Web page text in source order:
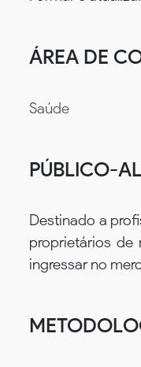
ÁREA DE
Saúde
PÚBLICO-
Destinado a
proprietários de
ingressar no